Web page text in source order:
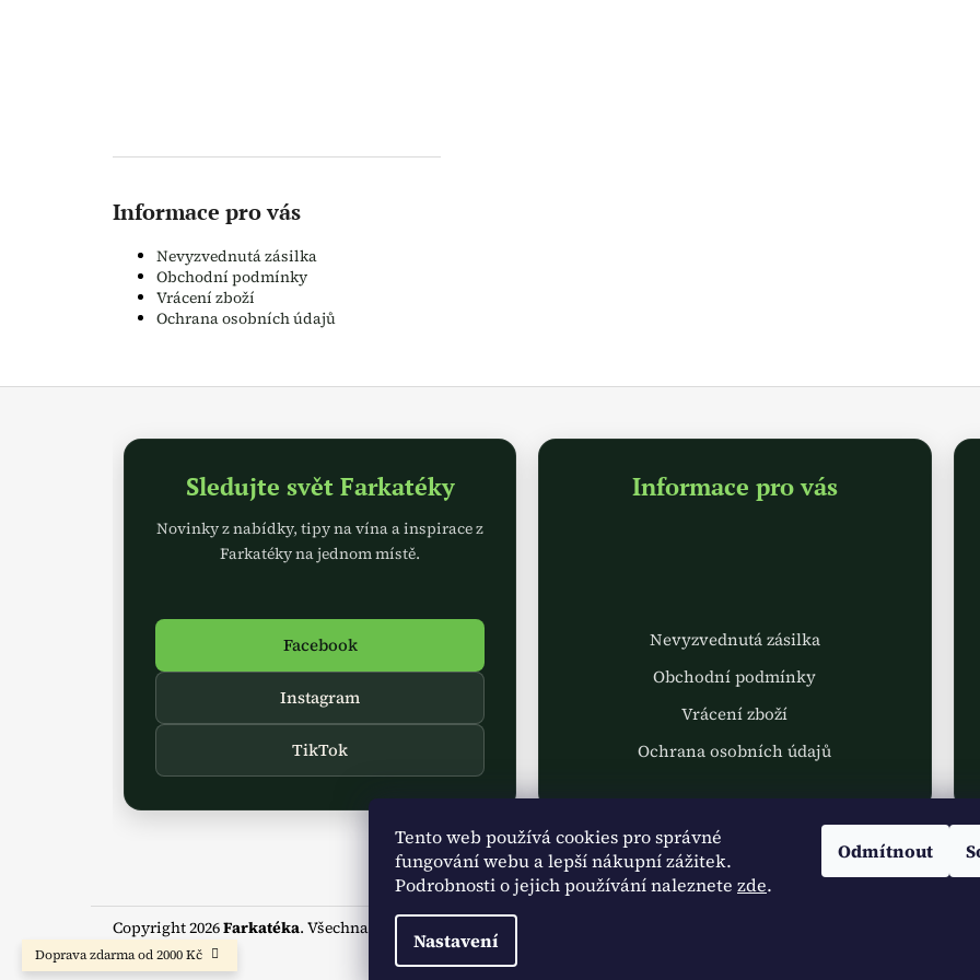
Tento web používá cookies pro správné
fungování webu a lepší nákupní zážitek.
Podrobnosti o jejich používání naleznete zde.
Nastavení
Odmítnout
Doprava zdarma od 2000 Kč
Informace pro vás
Nevyzvednutá zásilka
Obchodní podmínky
Vrácení zboží
Ochrana osobních údajů
Sledujte svět Farkatéky
Novinky z nabídky, tipy na vína a inspirace z
Farkatéky na jednom místě.
Facebook
Instagram
TikTok
Informace pro vás
Nevyzvednutá zásilka
Obchodní podmínky
Vrácení zboží
Ochrana osobních údajů
Copyright 2026Farkatéka. Všechna práva vyhrazena.